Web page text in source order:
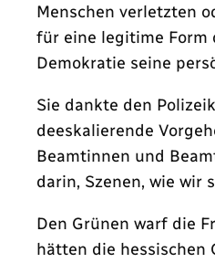
Menschen verletzten
für eine legitime Form
Demokratie seine
Sie dankte den
deeskalierende
Beamtinnen und
darin, Szenen, wie wir
Den Grünen warf die
hätten die hessischen